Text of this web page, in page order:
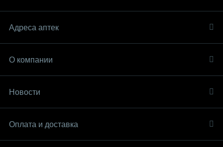
Адреса аптек
О компании
Новости
Оплата и доставка